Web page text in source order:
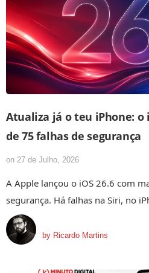
Atualiza já o teu iPhone: o
de 75 falhas de segurança
on 27 de Julho, 2026
A Apple lançou o iOS 26.6 com
segurança. Há falhas na Siri, no
by Ricardo Martins